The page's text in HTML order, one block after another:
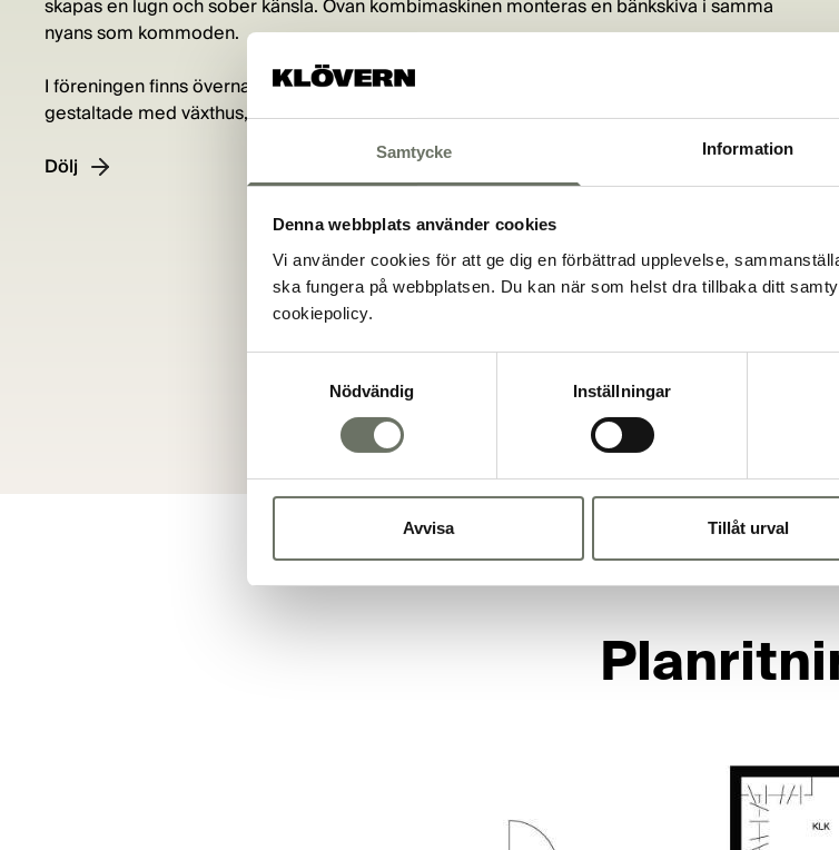
Samtycke Information
Denna webbplats använder cookies
Vi använder cookies för att ge dig en förbättrad upplevelse,
ska fungera på webbplatsen. Du kan när som helst dra tillbaka ditt
cookiepolicy.
Nödvändig
Inställningar
Avvisa Tillåt urval
skapas en lugn och sober känsla. Ovan kombimaskinen monteras en bänkskiva i samma
nyans som kommoden.
I föreningen finns övernattningsrum för gäster och de gemensamma gårdarna blir fint
gestaltade med växthus, pergola och lekutrustning.
Dölj